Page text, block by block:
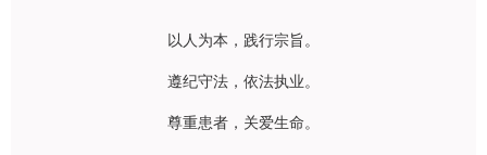
以人为本，践行宗旨。
遵纪守法，依法执业。
尊重患者，关爱生命。